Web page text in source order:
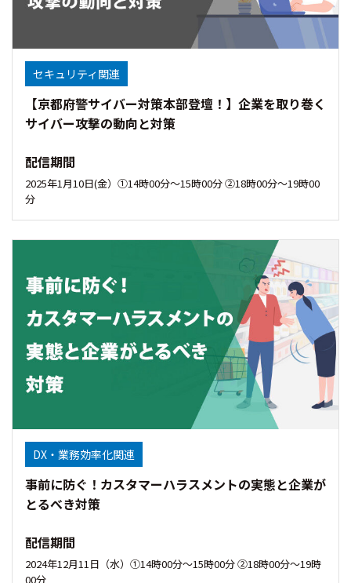
セキュリティ関連
【京都府警サイバー対策本部登壇！】企業を取り巻く
サイバー攻撃の動向と対策
配信期間
2025年1月10日(金）①14時00分〜15時00分 ②18時00分～19時00
分
DX・業務効率化関連
事前に防ぐ！カスタマーハラスメントの実態と企業が
とるべき対策
配信期間
2024年12月11日（水）①14時00分〜15時00分 ②18時00分～19時
00分